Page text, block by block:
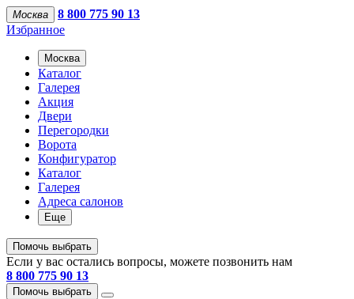
Москва
8 800 775 90 13
Избранное
Москва
Каталог
Галерея
Акция
Двери
Перегородки
Ворота
Конфигуратор
Каталог
Галерея
Адреса салонов
Еще
Помочь выбрать
Если у вас остались вопросы, можете позвонить нам
8 800 775 90 13
Помочь выбрать